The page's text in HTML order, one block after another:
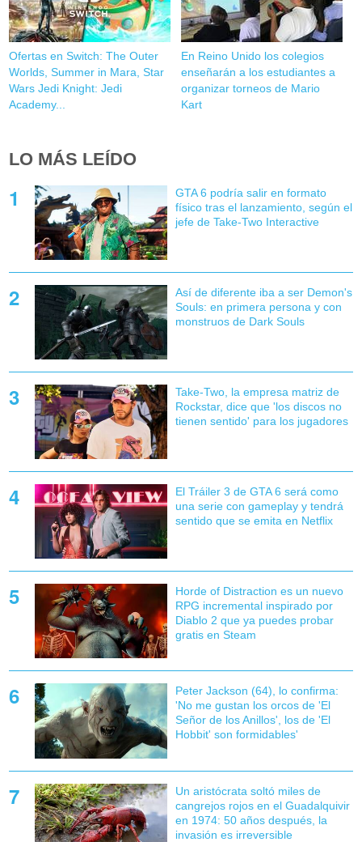
Ofertas en Switch: The Outer
Worlds, Summer in Mara, Star
Wars Jedi Knight: Jedi
Academy...
En Reino Unido los colegios
enseñarán a los estudiantes a
organizar torneos de Mario
Kart
LO MÁS LEÍDO
GTA 6 podría salir en formato
físico tras el lanzamiento, según el
jefe de Take-Two Interactive
Así de diferente iba a ser Demon's
Souls: en primera persona y con
monstruos de Dark Souls
Take-Two, la empresa matriz de
Rockstar, dice que 'los discos no
tienen sentido' para los jugadores
El Tráiler 3 de GTA 6 será como
una serie con gameplay y tendrá
sentido que se emita en Netflix
Horde of Distraction es un nuevo
RPG incremental inspirado por
Diablo 2 que ya puedes probar
gratis en Steam
Peter Jackson (64), lo confirma:
'No me gustan los orcos de 'El
Señor de los Anillos', los de 'El
Hobbit' son formidables'
Un aristócrata soltó miles de
cangrejos rojos en el Guadalquivir
en 1974: 50 años después, la
invasión es irreversible